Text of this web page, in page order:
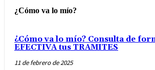
¿Cómo va lo mío?
¿Cómo va lo mío? Consulta de
EFECTIVA tus TRAMITES
11 de febrero de 2025